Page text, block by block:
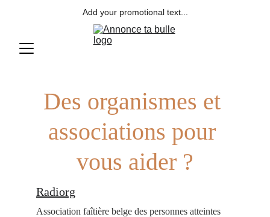
Add your promotional text...
Des organismes et
associations pour
vous aider ?
Radiorg
Association faîtière belge des personnes atteintes